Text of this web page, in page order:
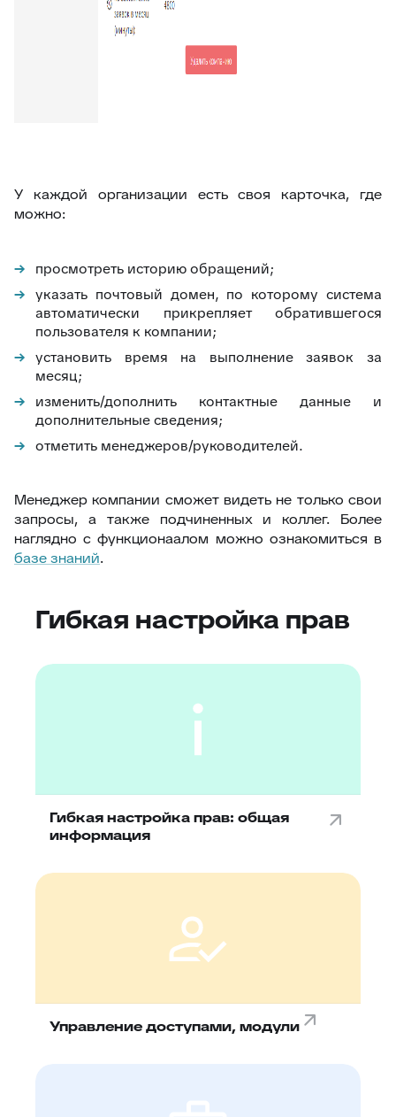
У каждой организации есть своя карточка, где
можно:
просмотреть историю обращений;
указать почтовый домен, по которому система
автоматически прикрепляет обратившегося
пользователя к компании;
установить время на выполнение заявок за
месяц;
изменить/дополнить контактные данные и
дополнительные сведения;
отметить менеджеров/руководителей.
Менеджер компании сможет видеть не только свои
запросы, а также подчиненных и коллег. Более
наглядно с функционаалом можно ознакомиться в
базе знаний.
Гибкая настройка прав
Гибкая настройка прав: общая
информация
Управление доступами, модули